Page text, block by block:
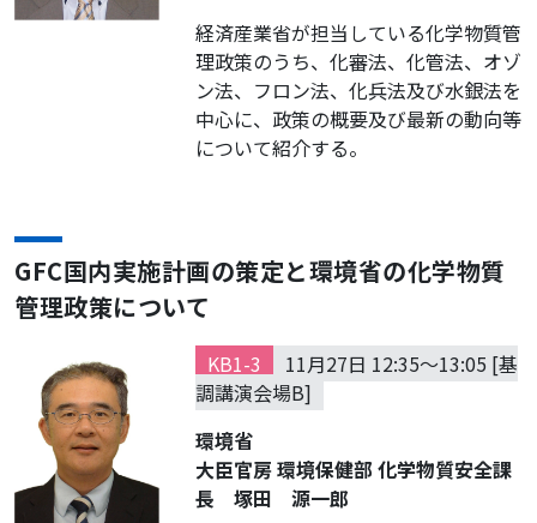
経済産業省が担当している化学物質管
理政策のうち、化審法、化管法、オゾ
ン法、フロン法、化兵法及び水銀法を
中心に、政策の概要及び最新の動向等
について紹介する。
GFC国内実施計画の策定と環境省の化学物質
管理政策について
KB1-3
11月27日 12:35～13:05 [基
調講演会場B]
環境省
大臣官房 環境保健部 化学物質安全課
長 塚田 源一郎